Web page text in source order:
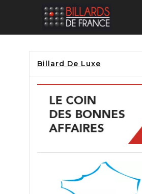
Billard De Luxe